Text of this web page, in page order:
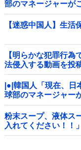
部のマネージャー
韓国の反応
【迷惑中国人】生活
【明らかな犯罪行
法侵入する動画を投
|●|韓国人「現在、日
球部のマネージャー
＝韓国の反応
粉末スープ、液体ス
入れてください！！」